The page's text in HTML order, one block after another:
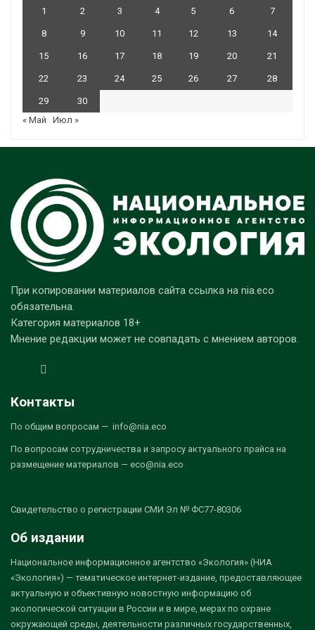
1 2 3 4 5 6 7
8 9 10 11 12 13 14
15 16 17 18 19 20 21
22 23 24 25 26 27 28
29
30
« Май
Июл »
При копировании материалов сайта ссылка на nia.eco
обязательна.
Категория материалов 18+
Мнение редакции может не совпадать с мнением авторов.
Контакты
По общим вопросам — info@nia.eco
По вопросам сотрудничества и запросу актуального прайса на
размещение материалов — eco@nia.eco
Свидетельство о регистрации СМИ Эл № ФС77-80306
Об издании
Национальное информационное агентство «Экология» (НИА
«Экология») — тематическое интернет-издание, предоставляющее
актуальную и объективную новостную информацию об
экологической ситуации в России и в мире, мерах по охране
окружающей среды, деятельности различных государственных,